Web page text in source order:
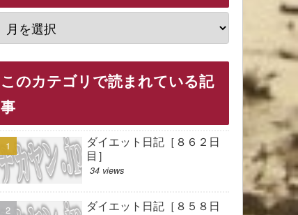
このカテゴリで読まれている記
事
ダイエット日記［８６２日
目］
34 views
ダイエット日記［８５８日